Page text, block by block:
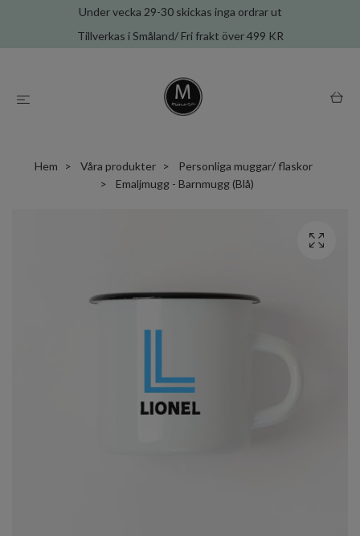
Under vecka 29-30 skickas inga ordrar ut
Tillverkas i Småland/ Fri frakt över 499 KR
Hem Våra produkter
Personliga muggar/ flaskor
Emaljmugg - Barnmugg (Blå)